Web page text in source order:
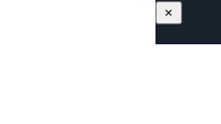
×